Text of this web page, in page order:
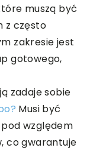
muszą być
z często
zakresie jest
gotowego,
zadaje sobie
Musi być
względem
co gwarantuje